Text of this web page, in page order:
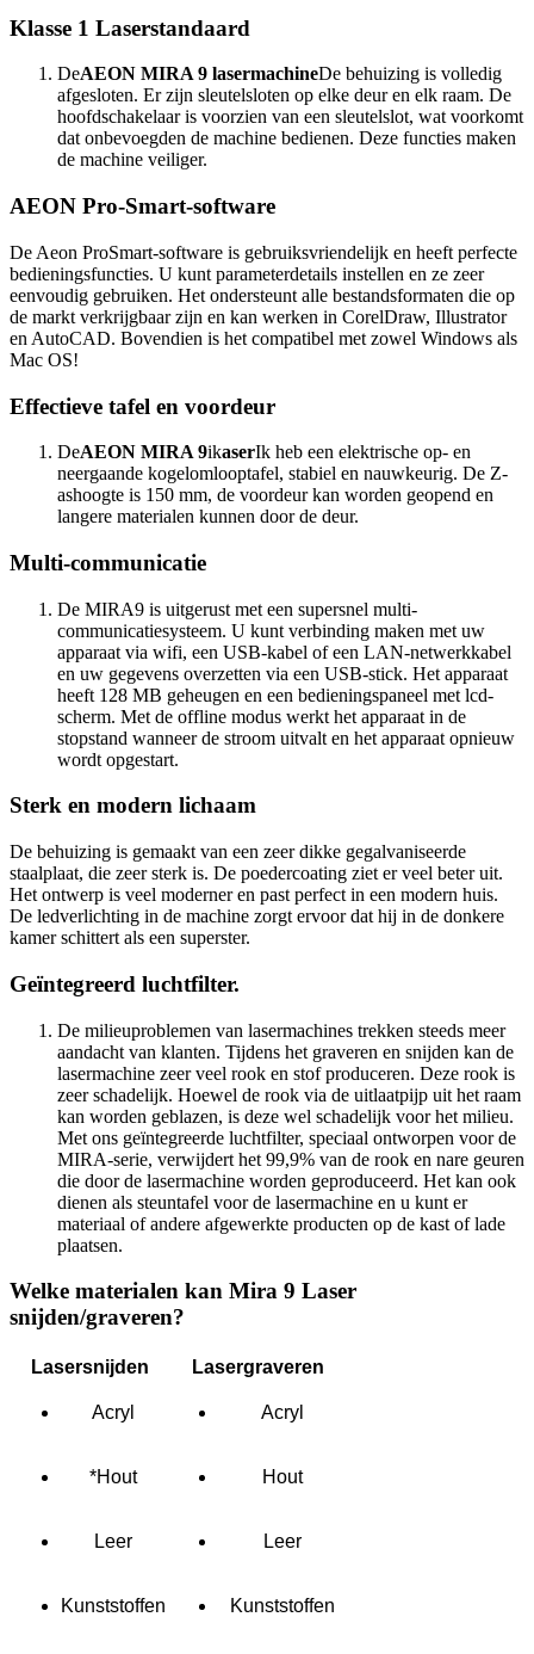
Klasse 1 Laserstandaard
DeAEON MIRA 9 lasermachineDe behuizing is volledig
afgesloten. Er zijn sleutelsloten op elke deur en elk raam. De
hoofdschakelaar is voorzien van een sleutelslot, wat voorkomt
dat onbevoegden de machine bedienen. Deze functies maken
de machine veiliger.
AEON Pro-Smart-software
De Aeon ProSmart-software is gebruiksvriendelijk en heeft perfecte
bedieningsfuncties. U kunt parameterdetails instellen en ze zeer
eenvoudig gebruiken. Het ondersteunt alle bestandsformaten die op
de markt verkrijgbaar zijn en kan werken in CorelDraw, Illustrator
en AutoCAD. Bovendien is het compatibel met zowel Windows als
Mac OS!
Effectieve tafel en voordeur
DeAEON MIRA 9ikaserIk heb een elektrische op- en
neergaande kogelomlooptafel, stabiel en nauwkeurig. De Z-
ashoogte is 150 mm, de voordeur kan worden geopend en
langere materialen kunnen door de deur.
Multi-communicatie
De MIRA9 is uitgerust met een supersnel multi-
communicatiesysteem. U kunt verbinding maken met uw
apparaat via wifi, een USB-kabel of een LAN-netwerkkabel
en uw gegevens overzetten via een USB-stick. Het apparaat
heeft 128 MB geheugen en een bedieningspaneel met lcd-
scherm. Met de offline modus werkt het apparaat in de
stopstand wanneer de stroom uitvalt en het apparaat opnieuw
wordt opgestart.
Sterk en modern lichaam
De behuizing is gemaakt van een zeer dikke gegalvaniseerde
staalplaat, die zeer sterk is. De poedercoating ziet er veel beter uit.
Het ontwerp is veel moderner en past perfect in een modern huis.
De ledverlichting in de machine zorgt ervoor dat hij in de donkere
kamer schittert als een superster.
Geïntegreerd luchtfilter.
De milieuproblemen van lasermachines trekken steeds meer
aandacht van klanten. Tijdens het graveren en snijden kan de
lasermachine zeer veel rook en stof produceren. Deze rook is
zeer schadelijk. Hoewel de rook via de uitlaatpijp uit het raam
kan worden geblazen, is deze wel schadelijk voor het milieu.
Met ons geïntegreerde luchtfilter, speciaal ontworpen voor de
MIRA-serie, verwijdert het 99,9% van de rook en nare geuren
die door de lasermachine worden geproduceerd. Het kan ook
dienen als steuntafel voor de lasermachine en u kunt er
materiaal of andere afgewerkte producten op de kast of lade
plaatsen.
Welke materialen kan Mira 9 Laser
snijden/graveren?
Lasersnijden Lasergraveren
Acryl Acryl
*Hout Hout
Leer Leer
Kunststoffen Kunststoffen